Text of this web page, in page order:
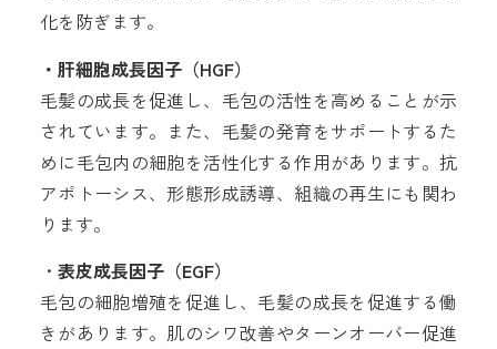
化を防ぎます。
・肝細胞成長因子（HGF）
毛髪の成長を促進し、毛包の活性を高めることが示
されています。また、毛髪の発育をサポートするた
めに毛包内の細胞を活性化する作用があります。抗
アポトーシス、形態形成誘導、組織の再生にも関わ
ります。
・ 表皮成長因子（EGF）
毛包の細胞増殖を促進し、毛髪の成長を促進する働
きがあります。肌のシワ改善やターンオーバー促進